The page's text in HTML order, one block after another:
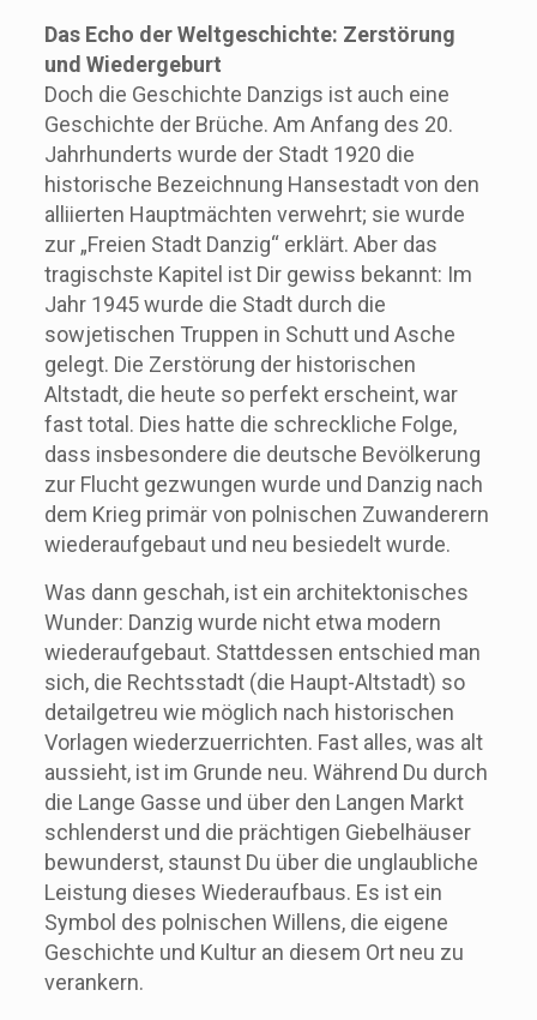
Das Echo der Weltgeschichte: Zerstörung
und Wiedergeburt
Doch die Geschichte Danzigs ist auch eine
Geschichte der Brüche. Am Anfang des 20.
Jahrhunderts wurde der Stadt 1920 die
historische Bezeichnung Hansestadt von den
alliierten Hauptmächten verwehrt; sie wurde
zur „Freien Stadt Danzig“ erklärt. Aber das
tragischste Kapitel ist Dir gewiss bekannt: Im
Jahr 1945 wurde die Stadt durch die
sowjetischen Truppen in Schutt und Asche
gelegt. Die Zerstörung der historischen
Altstadt, die heute so perfekt erscheint, war
fast total. Dies hatte die schreckliche Folge,
dass insbesondere die deutsche Bevölkerung
zur Flucht gezwungen wurde und Danzig nach
dem Krieg primär von polnischen Zuwanderern
wiederaufgebaut und neu besiedelt wurde.
Was dann geschah, ist ein architektonisches
Wunder: Danzig wurde nicht etwa modern
wiederaufgebaut. Stattdessen entschied man
sich, die Rechtsstadt (die Haupt-Altstadt) so
detailgetreu wie möglich nach historischen
Vorlagen wiederzuerrichten. Fast alles, was alt
aussieht, ist im Grunde neu. Während Du durch
die Lange Gasse und über den Langen Markt
schlenderst und die prächtigen Giebelhäuser
bewunderst, staunst Du über die unglaubliche
Leistung dieses Wiederaufbaus. Es ist ein
Symbol des polnischen Willens, die eigene
Geschichte und Kultur an diesem Ort neu zu
verankern.